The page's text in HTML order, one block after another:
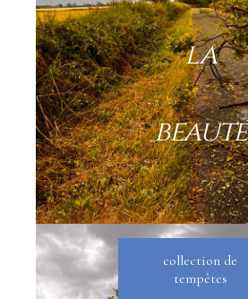
la
beauté
collection de
tempêtes